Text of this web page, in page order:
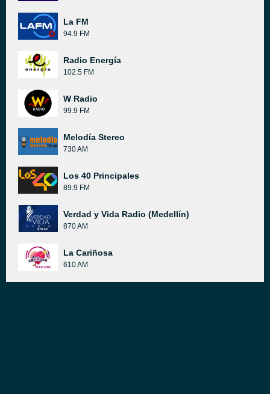
La FM
94.9 FM
Radio Energía
102.5 FM
W Radio
99.9 FM
Melodía Stereo
730 AM
Los 40 Principales
89.9 FM
Verdad y Vida Radio (Medellín)
870 AM
La Cariñosa
610 AM